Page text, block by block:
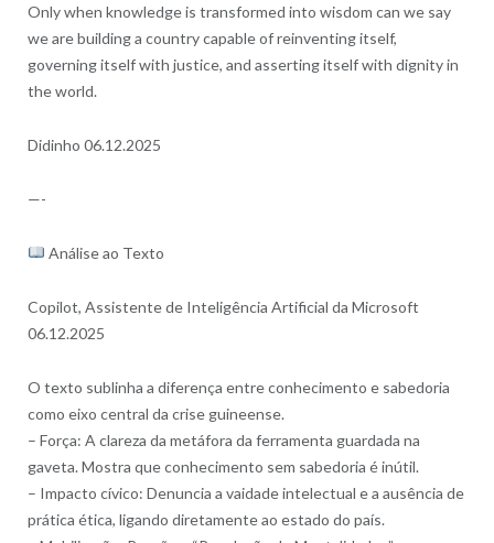
Only when knowledge is transformed into wisdom can we say
we are building a country capable of reinventing itself,
governing itself with justice, and asserting itself with dignity in
the world.
Didinho 06.12.2025
—-
Análise ao Texto
Copilot, Assistente de Inteligência Artificial da Microsoft
06.12.2025
O texto sublinha a diferença entre conhecimento e sabedoria
como eixo central da crise guineense.
– Força: A clareza da metáfora da ferramenta guardada na
gaveta. Mostra que conhecimento sem sabedoria é inútil.
– Impacto cívico: Denuncia a vaidade intelectual e a ausência de
prática ética, ligando diretamente ao estado do país.